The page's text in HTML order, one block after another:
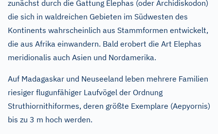
zunächst durch die Gattung Elephas (oder Archidiskodon)
die sich in waldreichen Gebieten im Südwesten des
Kontinents wahrscheinlich aus Stammformen entwickelt,
die aus Afrika einwandern. Bald erobert die Art Elephas
meridionalis auch Asien und Nordamerika.
Auf Madagaskar und Neuseeland leben mehrere Familien
riesiger flugunfähiger Laufvögel der Ordnung
Struthiornithiformes, deren größte Exemplare (Aepyornis)
bis zu 3 m hoch werden.